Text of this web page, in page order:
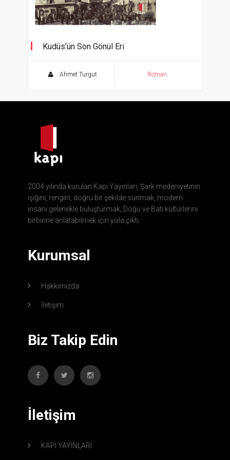
Kudüs’ün Son Gönül Eri
Ahmet Turgut Roman
2004 yılında kurulan Kapı Yayınları, Şark medeniyetinin
ışığını, rengini, doğru bir şekilde sunmak, modern
insanı gelenekle buluşturmak, Doğu ve Batı kültürlerini
birbirine anlatabilmek için yola çıktı.
Kurumsal
Hakkımızda
İletişim
Biz Takip Edin
İletişim
KAPI YAYINLARI